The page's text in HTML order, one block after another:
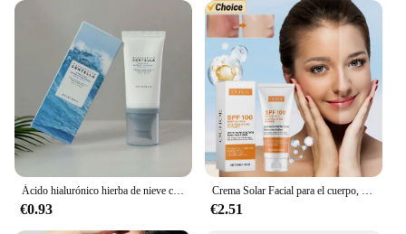
Ácido hialurónico hierba de nieve crema protectora sensible al agua Madagascar Centella Hyalu Cica suero solar resistente al agua SPF50 PA
€0.93
Crema Solar Facial para el cuerpo, protector solar con FPS 100 +, hidratante, antienvejecimiento, control de aceite y polvo, Reduce la melanina, cuidado de la piel, 50g
€2.51